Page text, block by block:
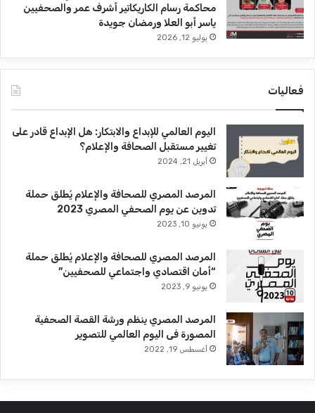
محاكمة رسام الكاريكاتير أشرف عمر والصحفيين
ياسر أبو العلا ورمضان جويدة
يوليو 12, 2026
فعاليات
اليوم العالمي للإبداع والابتكار: هل الإبداع قادر على
تغيير مستقبل الصحافة والإعلام؟
أبريل 21, 2024
المرصد المصري للصحافة والإعلام يُطلق حملة
تدوين عن يوم الصحفي المصري 2023
يونيو 10, 2023
المرصد المصري للصحافة والإعلام يُطلق حملة
“أمان اقتصادي واجتماعي للصحفيين”
يونيو 9, 2023
المرصد المصري ينظم ورشة القصة الصحفية
المصورة فى اليوم العالمي للتصوير
أغسطس 19, 2022